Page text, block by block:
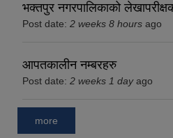
भक्तपुर नगरपालिकाको
Post date: 2 weeks 8 hours ago
आपतकालीन नम्बरहरु
Post date: 2 weeks 1 dayago
more